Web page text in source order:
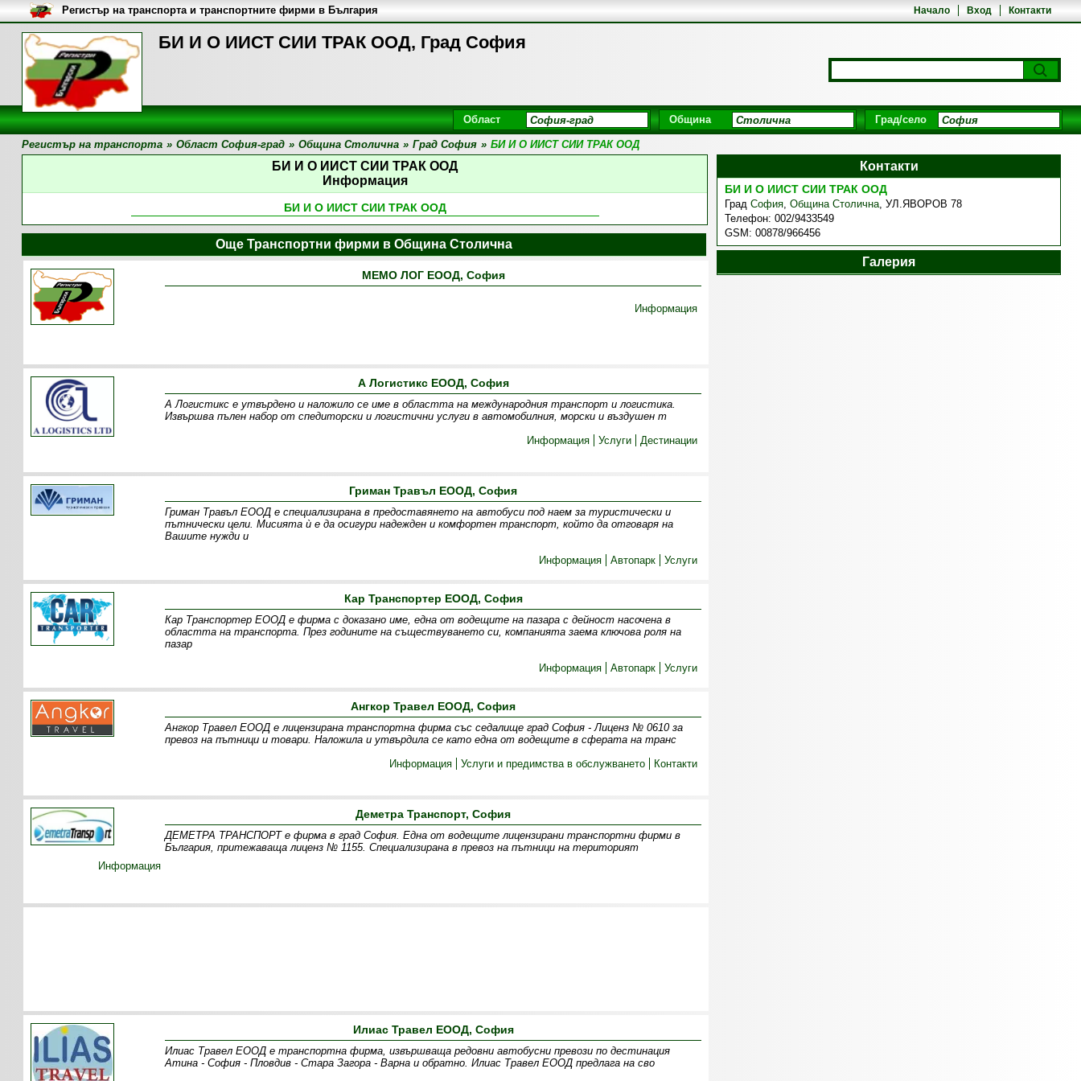
БИ И О ИИСТ СИИ ТРАК ООД, Град София
Начало Вход Контакти
Регистър на транспорта и транспортните фирми в България
Област Община Град/село
Регистър на транспорта » Област София-град » Община Столична » Град София » БИ И О ИИСТ СИИ ТРАК ООД
БИ И О ИИСТ СИИ ТРАК ООД
Информация
БИ И О ИИСТ СИИ ТРАК ООД
Контакти
БИ И О ИИСТ СИИ ТРАК ООД
Град София, Община Столична, УЛ.ЯВОРОВ 78
Телефон: 002/9433549
GSM: 00878/966456
Галерия
Още Транспортни фирми в Община Столична
МЕМО ЛОГ ЕООД, София
Информация
А Логистикс ЕООД, София
А Логистикс е утвърдено и наложило се име в областта на международния транспорт и логистика.
Извършва пълен набор от спедиторски и логистични услуги в автомобилния, морски и въздушен т
Информация
Услуги Дестинации
Гриман Травъл ЕООД, София
Гриман Травъл ЕООД е специализирана в предоставянето на автобуси под наем за туристически и
пътнически цели. Мисията ѝ е да осигури надежден и комфортен транспорт, който да отговаря на
Вашите нужди и
Информация
Автопарк Услуги
Кар Транспортер ЕООД, София
Кар Транспортер ЕООД е фирма с доказано име, една от водещите на пазара с дейност насочена в
областта на транспорта. През годините на съществуването си, компанията заема ключова роля на
пазар
Информация
Автопарк Услуги
Ангкор Травел ЕООД, София
Ангкор Травел ЕООД е лицензирана транспортна фирма със седалище град София - Лиценз № 0610 за
превоз на пътници и товари. Наложила и утвърдила се като една от водещите в сферата на транс
Информация
Услуги и предимства в обслужването Контакти
Деметра Транспорт, София
ДЕМЕТРА ТРАНСПОРТ е фирма в град София. Една от водещите лицензирани транспортни фирми в
България, притежаваща лиценз № 1155. Специализирана в превоз на пътници на територият
Информация
Илиас Травел ЕООД, София
Илиас Травел ЕООД е транспортна фирма, извършваща редовни автобусни превози по дестинация
Атина - София - Пловдив - Стара Загора - Варна и обратно. Илиас Травел ЕООД предлага на сво